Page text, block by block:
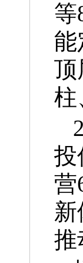
等
能
顶
柱
投
营
推